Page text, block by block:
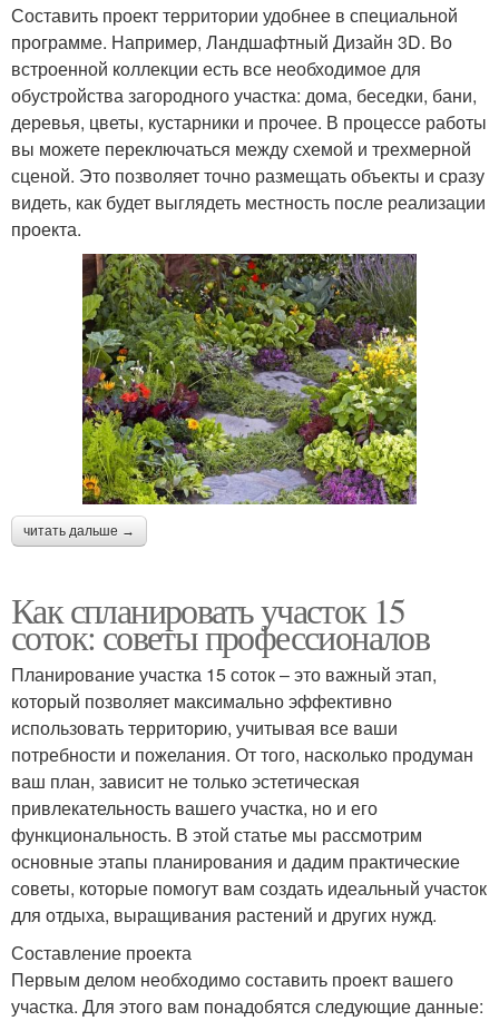
Составить проект территории удобнее в специальной
программе. Например, Ландшафтный Дизайн 3D. Во
встроенной коллекции есть все необходимое для
обустройства загородного участка: дома, беседки, бани,
деревья, цветы, кустарники и прочее. В процессе работы
вы можете переключаться между схемой и трехмерной
сценой. Это позволяет точно размещать объекты и сразу
видеть, как будет выглядеть местность после реализации
проекта.
читать дальше →
Как спланировать участок 15
соток: советы профессионалов
Планирование участка 15 соток – это важный этап,
который позволяет максимально эффективно
использовать территорию, учитывая все ваши
потребности и пожелания. От того, насколько продуман
ваш план, зависит не только эстетическая
привлекательность вашего участка, но и его
функциональность. В этой статье мы рассмотрим
основные этапы планирования и дадим практические
советы, которые помогут вам создать идеальный участок
для отдыха, выращивания растений и других нужд.
Составление проекта
Первым делом необходимо составить проект вашего
участка. Для этого вам понадобятся следующие данные: